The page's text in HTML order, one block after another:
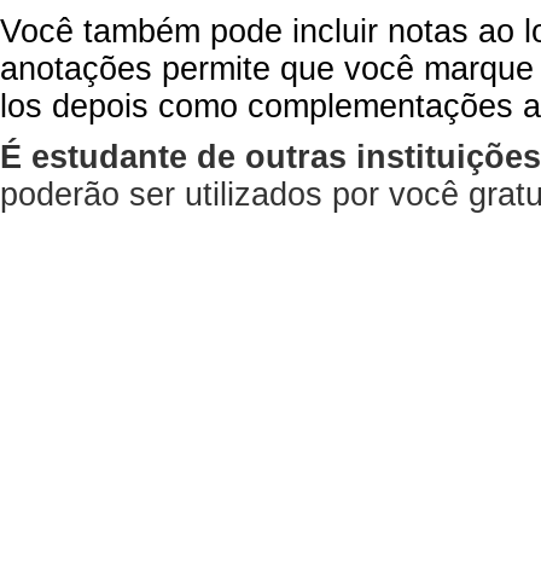
Você também pode incluir notas ao
anotações permite que você
los depois como complementações
É estudante de outras
poderão ser utilizados por você